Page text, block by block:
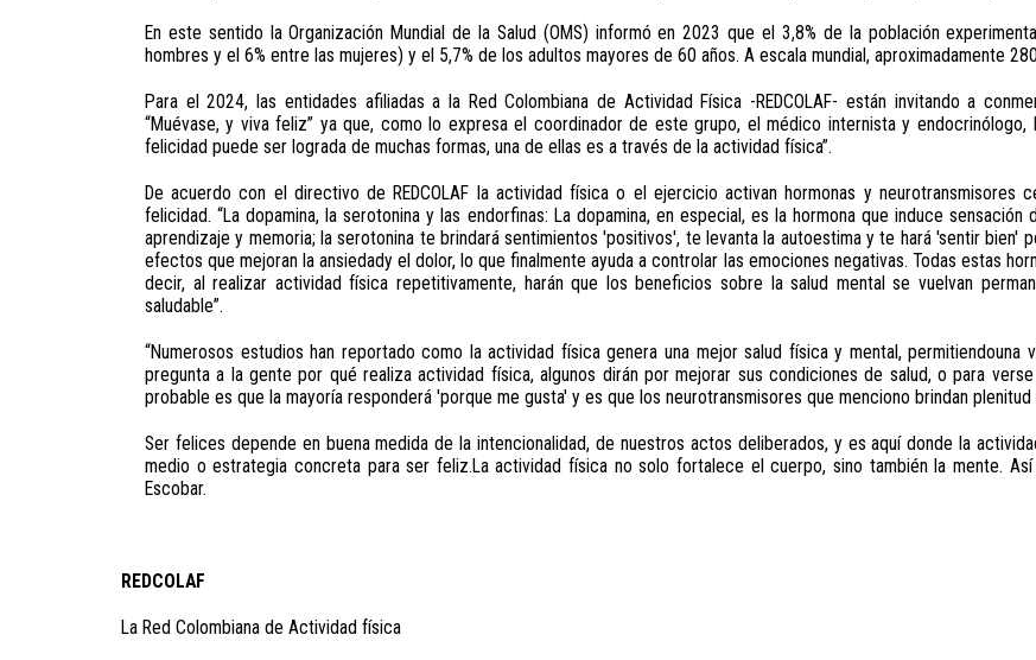
En este sentido la Organización Mundial de la Salud (OMS) informó en 2023 que el 3,8% de la población
hombres y el 6% entre las mujeres) y el 5,7% de los adultos mayores de 60 años. A escala mundial, aproximadamente
Para el 2024, las entidades afiliadas a la Red Colombiana de Actividad Física -REDCOLAF- están invitando a
“Muévase, y viva feliz” ya que, como lo expresa el coordinador de este grupo, el médico internista y endocrinólogo,
felicidad puede ser lograda de muchas formas, una de ellas es a través de la actividad física”.
De acuerdo con el directivo de REDCOLAF la actividad física o el ejercicio activan hormonas y neurotransmisores
felicidad. “La dopamina, la serotonina y las endorfinas: La dopamina, en especial, es la hormona que induce
aprendizaje y memoria; la serotonina te brindará sentimientos 'positivos', te levanta la autoestima y te hará 'sentir bien'
efectos que mejoran la ansiedady el dolor, lo que finalmente ayuda a controlar las emociones negativas. Todas estas
decir, al realizar actividad física repetitivamente, harán que los beneficios sobre la salud mental se vuelvan
saludable”.
“Numerosos estudios han reportado como la actividad física genera una mejor salud física y mental, permitiendouna
pregunta a la gente por qué realiza actividad física, algunos dirán por mejorar sus condiciones de salud, o para
probable es que la mayoría responderá 'porque me gusta' y es que los neurotransmisores que menciono brindan
Ser felices depende en buena medida de la intencionalidad, de nuestros actos deliberados, y es aquí donde la
medio o estrategia concreta para ser feliz.La actividad física no solo fortalece el cuerpo, sino también la mente.
Escobar.
REDCOLAF
La Red Colombiana de Actividad física